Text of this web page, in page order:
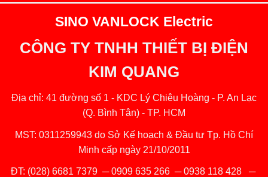
SINO VANLOCK Electric
CÔNG TY TNHH THIẾT BỊ ĐIỆN
KIM QUANG
Địa chỉ: 41 đường số 1 - KDC Lý Chiêu Hoàng - P. An Lạc
(Q. Bình Tân) - TP. HCM
MST: 0311259943 do Sở Kế hoạch & Đầu tư Tp. Hồ Chí
Minh cấp ngày 21/10/2011
ĐT: (028) 6681 7379 ─0909 635 266─0938 118 428─